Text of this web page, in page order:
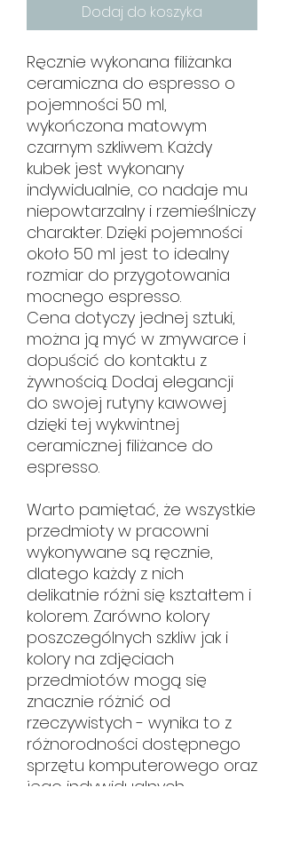
Dodaj do koszyka
Ręcznie wykonana filiżanka
ceramiczna do espresso o
pojemności 50 ml,
wykończona matowym
czarnym szkliwem. Każdy
kubek jest wykonany
indywidualnie, co nadaje mu
niepowtarzalny i rzemieślniczy
charakter. Dzięki pojemności
około 50 ml jest to idealny
rozmiar do przygotowania
mocnego espresso.
Cena dotyczy jednej sztuki,
można ją myć w zmywarce i
dopuścić do kontaktu z
żywnością. Dodaj elegancji
do swojej rutyny kawowej
dzięki tej wykwintnej
ceramicznej filiżance do
espresso.
Warto pamiętać, że wszystkie
przedmioty w pracowni
wykonywane są ręcznie,
dlatego każdy z nich
delikatnie różni się kształtem i
kolorem. Zarówno kolory
poszczególnych szkliw jak i
kolory na zdjęciach
przedmiotów mogą się
znacznie różnić od
rzeczywistych - wynika to z
różnorodności dostępnego
sprzętu komputerowego oraz
jego indywidualnych